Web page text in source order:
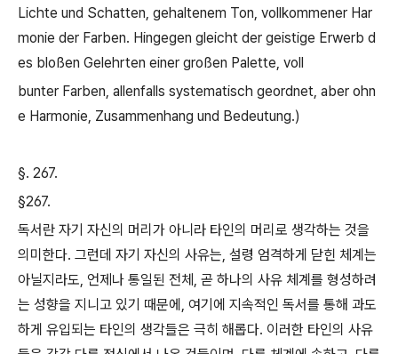
Lichte und Schatten, gehaltenem Ton, vollkommener Har
monie der Farben. Hingegen gleicht der geistige Erwerb d
es bloßen Gelehrten einer großen Palette, voll
bunter Farben, allenfalls systematisch geordnet, aber ohn
e Harmonie, Zusammenhang und Bedeutung.)
§. 267.
§267.
독서란 자기 자신의 머리가 아니라 타인의 머리로 생각하는 것을
의미한다. 그런데 자기 자신의 사유는, 설령 엄격하게 닫힌 체계는
아닐지라도, 언제나 통일된 전체 , 곧 하나의 사유 체계를 형성하려
는 성향을 지니고 있기 때문에 , 여기에 지속적인 독서를 통해 과도
하게 유입되는 타인의 생각들은 극히 해롭다. 이러한 타인의 사유